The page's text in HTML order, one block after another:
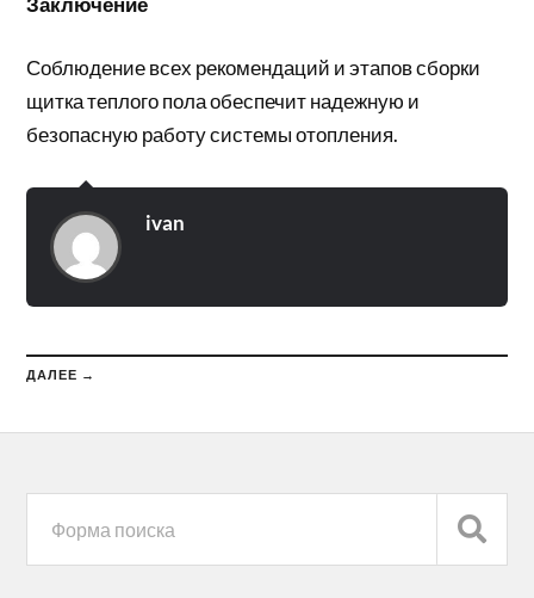
Соблюдение всех рекомендаций и этапов сборки
щитка теплого пола обеспечит надежную и
безопасную работу системы отопления.
ivan
ДАЛЕЕ →